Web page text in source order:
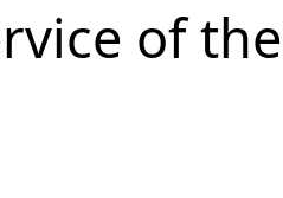
of